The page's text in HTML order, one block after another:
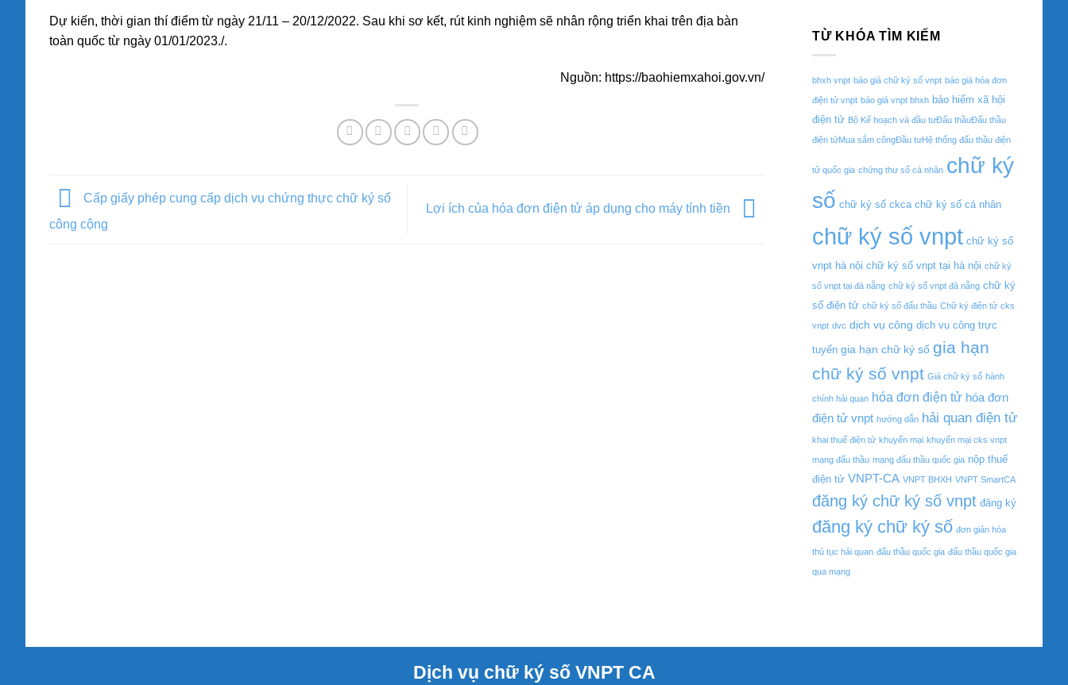
Dự kiến, thời gian thí điểm từ ngày 21/11 – 20/12/2022. Sau khi sơ kết, rút kinh nghiệm sẽ nhân rộng triển khai trên địa bàn
toàn quốc từ ngày 01/01/2023./.
Nguồn: https://baohiemxahoi.gov.vn/
Cấp giấy phép cung cấp dịch vụ chứng thực chữ ký số
công cộng
Lợi ích của hóa đơn điện tử áp dụng cho máy tính tiền
TỪ KHÓA TÌM KIẾM
bhxh vnpt báo giá chữ ký số vnpt báo giá hóa đơn
điện tử vnpt báo giá vnpt bhxh bảo hiểm xã hội
điện tử Bộ Kế hoạch và đầu tưĐấu thầuĐấu thầu
điện tửMua sắm côngĐầu tưHệ thống đấu thầu điện
tử quốc gia chứng thư số cá nhân chữ ký
số chữ ký số ckca chữ ký số cá nhân
chữ ký số vnpt chữ ký số
vnpt hà nội chữ ký số vnpt tại hà nội chữ ký
số vnpt tại đà nẵng chữ ký số vnpt đà nẵng chữ ký
số điện tử chữ ký số đấu thầu Chữ ký điện tử cks
vnpt dvc dịch vụ công dịch vụ công trực
tuyến gia hạn chữ ký số gia hạn
chữ ký số vnpt Giá chữ ký số hành
chính hải quan hóa đơn điện tử hóa đơn
điện tử vnpt hướng dẫn hải quan điện tử
khai thuế điện tử khuyến mại khuyến mại cks vnpt
mạng đấu thầu mạng đấu thầu quốc gia nộp thuế
điện tử VNPT-CA VNPT BHXH VNPT SmartCA
đăng ký chữ ký số vnpt đăng ký
đăng ký chữ ký số đơn giản hóa
thủ tục hải quan đấu thầu quốc gia đấu thầu quốc gia
qua mạng
Dịch vụ chữ ký số VNPT CA